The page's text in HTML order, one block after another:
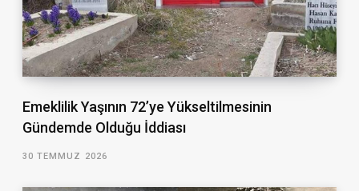
Emeklilik Yaşının 72’ye Yükseltilmesinin
Gündemde Olduğu İddiası
30 TEMMUZ 2026